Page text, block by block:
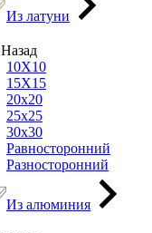
Из латуни
Назад
10Х10
15Х15
20х20
25х25
30х30
Равносторонний
Разносторонний
Из алюминия